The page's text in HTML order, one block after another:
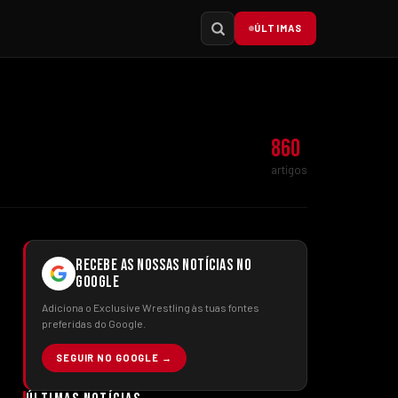
ÚLTIMAS
860
artigos
RECEBE AS NOSSAS NOTÍCIAS NO
GOOGLE
Adiciona o Exclusive Wrestling às tuas fontes
preferidas do Google.
SEGUIR NO GOOGLE →